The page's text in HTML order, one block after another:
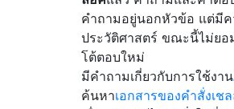
คำถามอยู่นอกหัวข้อ แต่มี
ประวัติศาสตร์ ขณะนี้ไม่ยอ
โต้ตอบใหม่
มีคำถามเกี่ยวกับการใช้งาน
ค้นหาเอกสารของคำสั่งเช